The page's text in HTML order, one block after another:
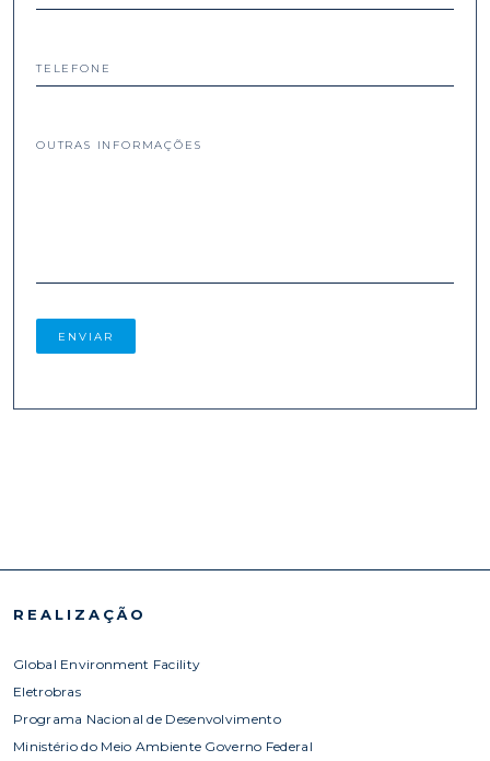
TELEFONE
OUTRAS INFORMAÇÕES
REALIZAÇÃO
Global Environment Facility
Eletrobras
Programa Nacional de Desenvolvimento
Ministério do Meio Ambiente Governo Federal